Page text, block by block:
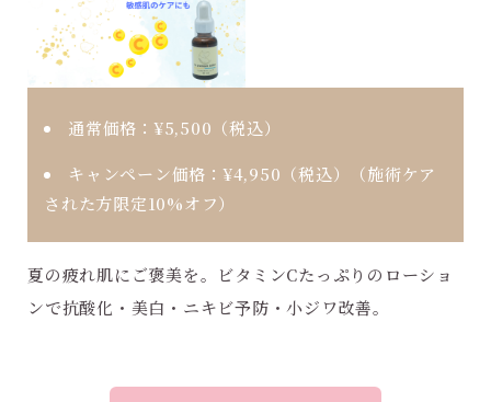
通常価格：¥5,500（税込）
キャンペーン価格：¥4,950（税込）
（施術ケア
された方限定10%オフ）
夏の疲れ肌にご褒美を。ビタミンCたっぷりのローショ
ンで抗酸化・美白・ニキビ予防・小ジワ改善。